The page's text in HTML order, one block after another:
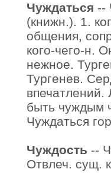
Чуждаться --
(книжн.). 1.
общения,
кого-чего-н.
нежное.
Тургенев.
впечатлений.
быть чуждым
Чуждаться
Чуждость --
Отвлеч. сущ.